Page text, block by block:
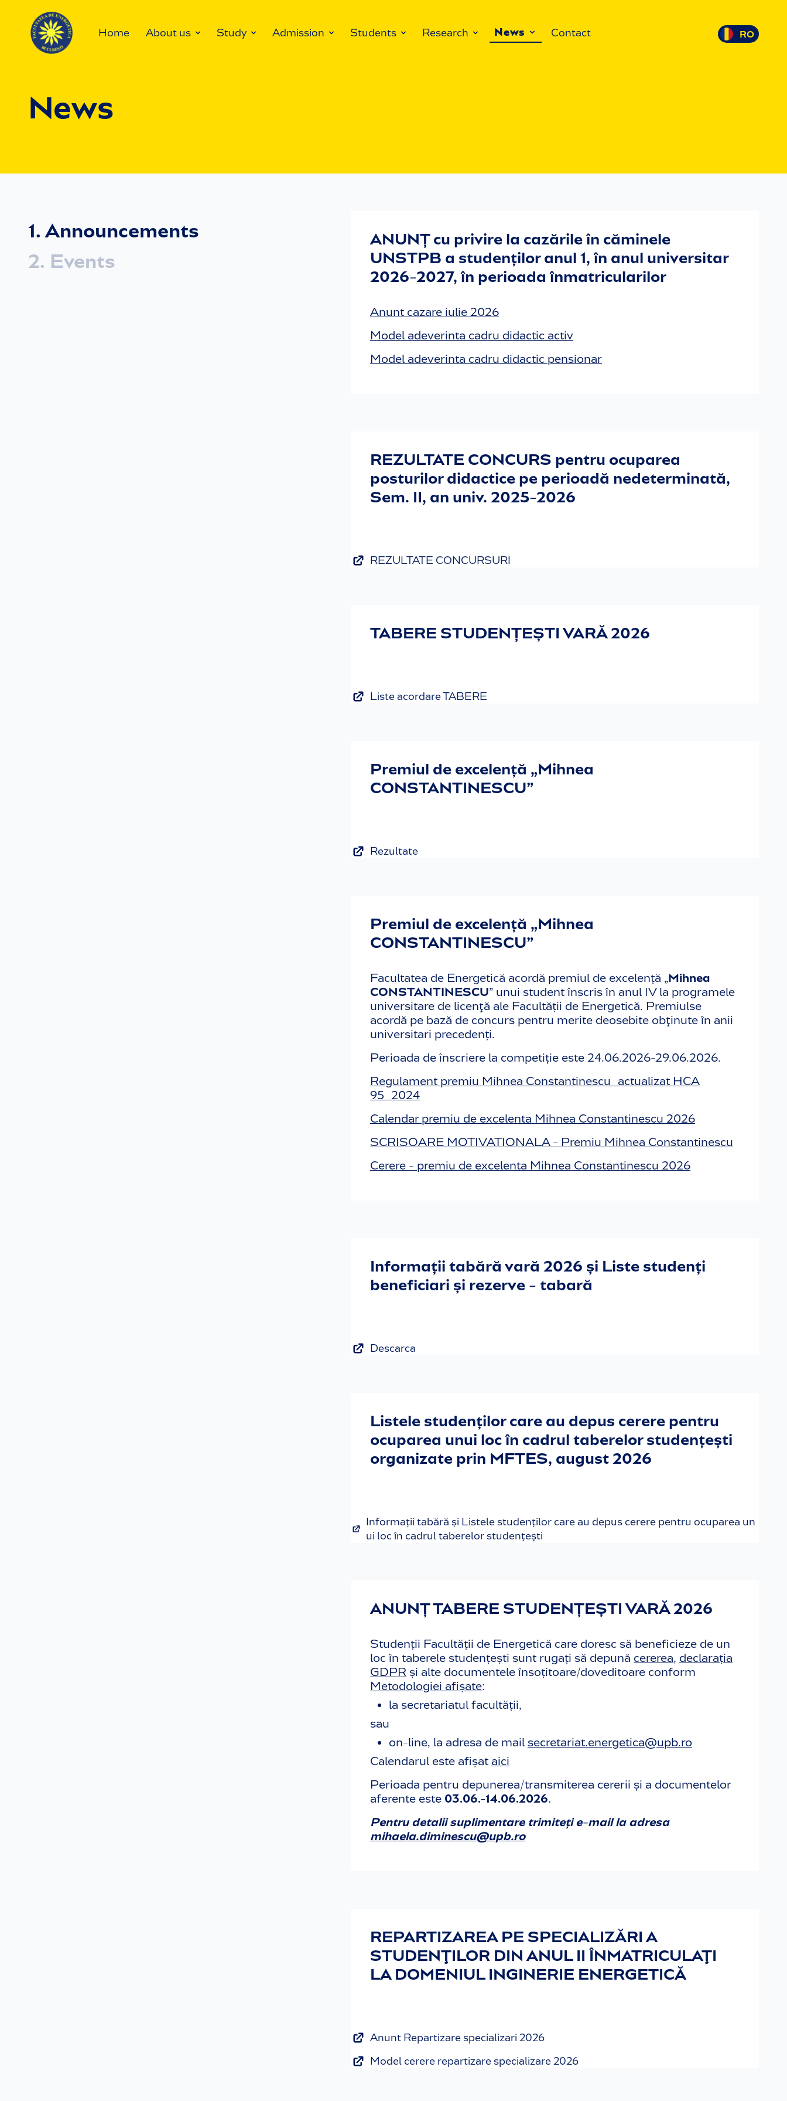
Home About us Study Admission Students Research News Contact
News
1. Announcements
2. Events
ANUNȚ cu privire la cazările în căminele
UNSTPB a studenților anul 1, în anul universitar
2026-2027, în perioada înmatricularilor
Anunt cazare iulie 2026
Model adeverinta cadru didactic activ
Model adeverinta cadru didactic pensionar
REZULTATE CONCURS pentru ocuparea
posturilor didactice pe perioadă nedeterminată,
Sem. II, an univ. 2025-2026
REZULTATE CONCURSURI
TABERE STUDENȚEȘTI VARĂ 2026
Liste acordare TABERE
Premiul de excelență „Mihnea
CONSTANTINESCU”
Rezultate
Premiul de excelență „Mihnea
CONSTANTINESCU”
Facultatea de Energetică acordă premiul de excelență „Mihnea
CONSTANTINESCU” unui student înscris în anul IV la programele
universitare de licenţă ale Facultății de Energetică. Premiulse
acordă pe bază de concurs pentru merite deosebite obţinute în anii
universitari precedenți.
Perioada de înscriere la competiție este 24.06.2026-29.06.2026.
Regulament premiu Mihnea Constantinescu_actualizat HCA
95_2024
Calendar premiu de excelenta Mihnea Constantinescu 2026
SCRISOARE MOTIVATIONALA - Premiu Mihnea Constantinescu
Cerere - premiu de excelenta Mihnea Constantinescu 2026
Informații tabără vară 2026 și Liste studenți
beneficiari și rezerve - tabară
Descarca
Listele studenților care au depus cerere pentru
ocuparea unui loc în cadrul taberelor studențești
organizate prin MFTES, august 2026
Informații tabără și Listele studenților care au depus cerere pentru ocuparea un
ui loc în cadrul taberelor studențești
ANUNȚ TABERE STUDENȚEȘTI VARĂ 2026
Studenții Facultății de Energetică care doresc să beneficieze de un
loc în taberele studențești sunt rugați să depună cererea, declarația
GDPR și alte documentele însoțitoare/doveditoare conform
Metodologiei afișate:
la secretariatul facultății,
sau
on-line, la adresa de mail secretariat.energetica@upb.ro
Calendarul este afișat aici
Perioada pentru depunerea/transmiterea cererii și a documentelor
aferente este 03.06.-14.06.2026.
Pentru detalii suplimentare trimiteți e-mail la adresa
mihaela.diminescu@upb.ro
REPARTIZAREA PE SPECIALIZĂRI A
STUDENŢILOR DIN ANUL II ÎNMATRICULAŢI
LA DOMENIUL INGINERIE ENERGETICĂ
Anunt Repartizare specializari 2026
Model cerere repartizare specializare 2026